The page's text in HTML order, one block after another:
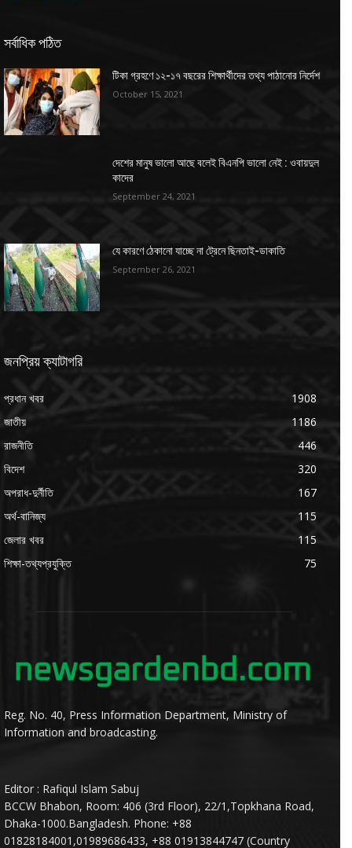
সর্বাধিক পঠিত
টিকা গ্রহণে ১২-১৭ বছরের শিক্ষার্থীদের তথ্য পাঠানোর নির্দেশ
October 15, 2021
দেশের মানুষ ভালো আছে বলেই বিএনপি ভালো নেই : ওবায়দুল
কাদের
September 24, 2021
যে কারণে ঠেকানো যাচ্ছে না ট্রেনে ছিনতাই-ডাকাতি
September 26, 2021
জনপ্রিয় ক্যাটাগরি
প্রধান খবর
1908
জাতীয়
1186
রাজনীতি
446
বিদেশ
320
অপরাধ-দুর্নীতি
167
অর্থ-বানিজ্য
115
জেলার খবর
115
শিক্ষা-তথ্যপ্রযুক্তি
75
Reg. No. 40, Press Information Department, Ministry of
Information and broadcasting.
Editor : Rafiqul Islam Sabuj
BCCW Bhabon, Room: 406 (3rd Floor), 22/1,Topkhana Road,
Dhaka-1000.Bangladesh. Phone: +88
01828184001,01989686433, +88 01913844747 (Country